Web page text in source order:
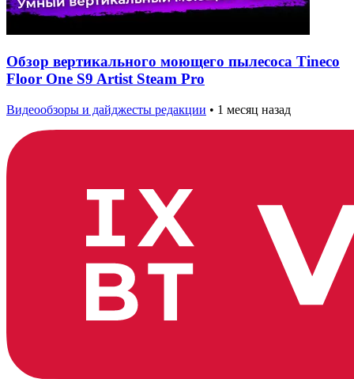
Обзор вертикального моющего пылесоса Tineco
Floor One S9 Artist Steam Pro
Видеообзоры и дайджесты редакции • 1 месяц назад